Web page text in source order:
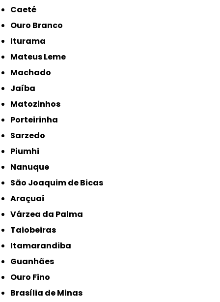
Caeté
Ouro Branco
Iturama
Mateus Leme
Machado
Jaíba
Matozinhos
Porteirinha
Sarzedo
Piumhi
Nanuque
São Joaquim de Bicas
Araçuaí
Várzea da Palma
Taiobeiras
Itamarandiba
Guanhães
Ouro Fino
Brasília de Minas